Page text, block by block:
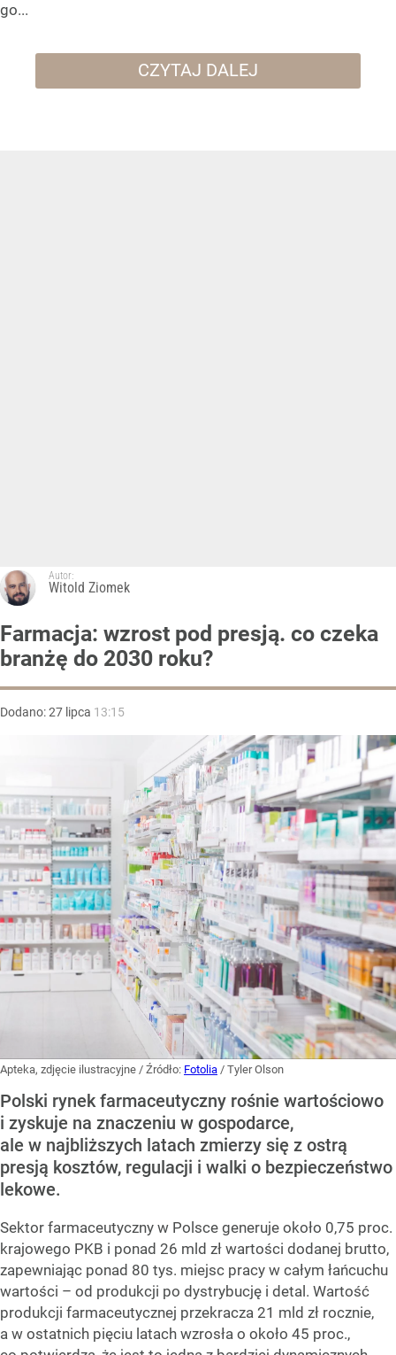
go...
CZYTAJ DALEJ
Autor:
Witold Ziomek
Farmacja: wzrost pod presją. co czeka
branżę do 2030 roku?
Dodano:27 lipca 13:15
Apteka, zdjęcie ilustracyjne / Źródło: Fotolia / Tyler Olson
Polski rynek farmaceutyczny rośnie wartościowo
i zyskuje na znaczeniu w gospodarce,
ale w najbliższych latach zmierzy się z ostrą
presją kosztów, regulacji i walki o bezpieczeństwo
lekowe.
Sektor farmaceutyczny w Polsce generuje około 0,75 proc.
krajowego PKB i ponad 26 mld zł wartości dodanej brutto,
zapewniając ponad 80 tys. miejsc pracy w całym łańcuchu
wartości – od produkcji po dystrybucję i detal. Wartość
produkcji farmaceutycznej przekracza 21 mld zł rocznie,
a w ostatnich pięciu latach wzrosła o około 45 proc.,